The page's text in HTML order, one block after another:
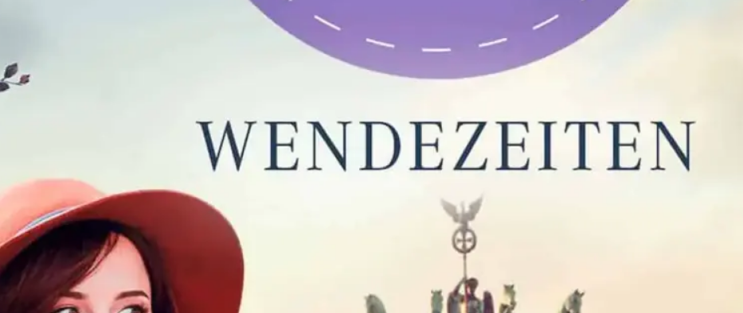
Modedesignerin trifft auf Landei – manchmal
kommt die Liebe in Gummistiefeln daher Ein
humorvoller Liebesroman mit viel Herz und Happy
gummistiefel , kühe , liebesroman